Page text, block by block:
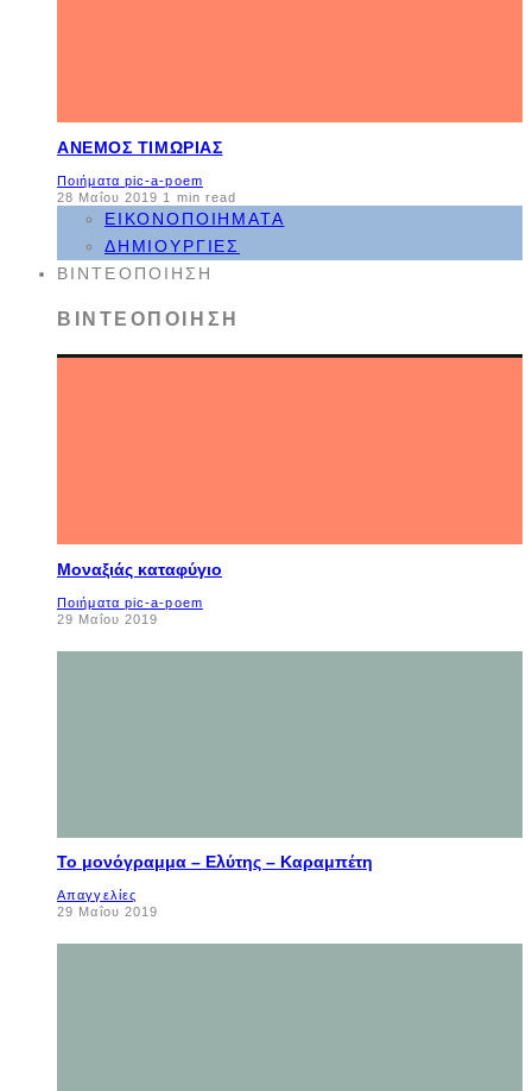
ΆΝΕΜΟΣ ΤΙΜΩΡΊΑΣ
Ποιήματα pic-a-poem
28 Μαΐου 2019 1 min read
ΕΙΚΟΝΟΠΟΙΉΜΑΤΑ
ΔΗΜΙΟΥΡΓΊΕΣ
ΒΙΝΤΕΟΠΟΊΗΣΗ
ΒΙΝΤΕΟΠΟΊΗΣΗ
Μοναξιάς καταφύγιο
Ποιήματα pic-a-poem
29 Μαΐου 2019
Το μονόγραμμα – Ελύτης – Καραμπέτη
Απαγγελίες
29 Μαΐου 2019